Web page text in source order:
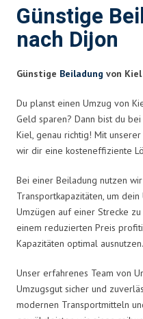
Günstige
nach Dijon
Günstige Beiladung von
Du planst einen Umzug von
Geld sparen? Dann bist du
Kiel, genau richtig! Mit
wir dir eine kosteneffiziente
Bei einer Beiladung nutzen
Transportkapazitäten, um
Umzügen auf einer Strecke
einem reduzierten Preis
Kapazitäten optimal ausnutzen.
Unser erfahrenes Team von
Umzugsgut sicher und
modernen Transportmitteln